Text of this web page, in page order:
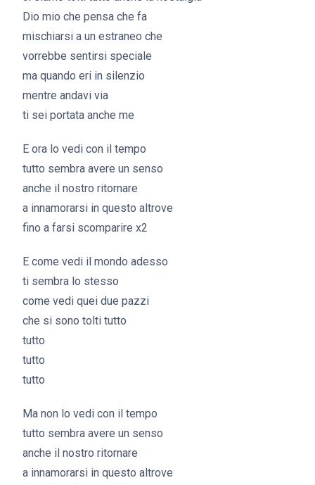
Dio mio che pensa che fa
mischiarsi a un estraneo che
vorrebbe sentirsi speciale
ma quando eri in silenzio
mentre andavi via
ti sei portata anche me
E ora lo vedi con il tempo
tutto sembra avere un senso
anche il nostro ritornare
a innamorarsi in questo altrove
fino a farsi scomparire x2
E come vedi il mondo adesso
ti sembra lo stesso
come vedi quei due pazzi
che si sono tolti tutto
tutto
tutto
tutto
Ma non lo vedi con il tempo
tutto sembra avere un senso
anche il nostro ritornare
a innamorarsi in questo altrove